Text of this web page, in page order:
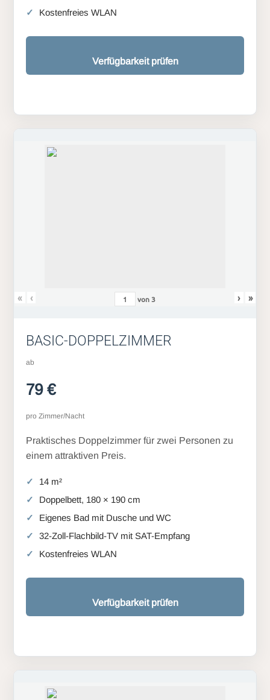
Kostenfreies WLAN
Verfügbarkeit prüfen
« ‹ von3 › »
BASIC-DOPPELZIMMER
ab
79 €
pro Zimmer/Nacht
Praktisches Doppelzimmer für zwei Personen zu
einem attraktiven Preis.
14 m²
Doppelbett, 180 × 190 cm
Eigenes Bad mit Dusche und WC
32-Zoll-Flachbild-TV mit SAT-Empfang
Kostenfreies WLAN
Verfügbarkeit prüfen